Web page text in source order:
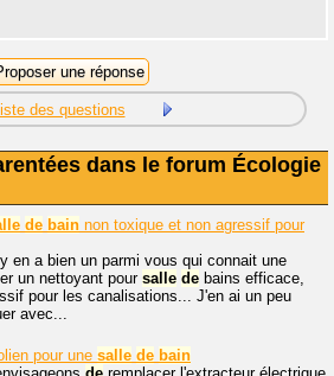
des questions
dans le forum Écologie
de bain non toxique et non agressif pour
en a bien un parmi vous qui connait une
un nettoyant pour salle de bains efficace,
pour les canalisations... J'en ai un peu
avec...
pour une salle de bain